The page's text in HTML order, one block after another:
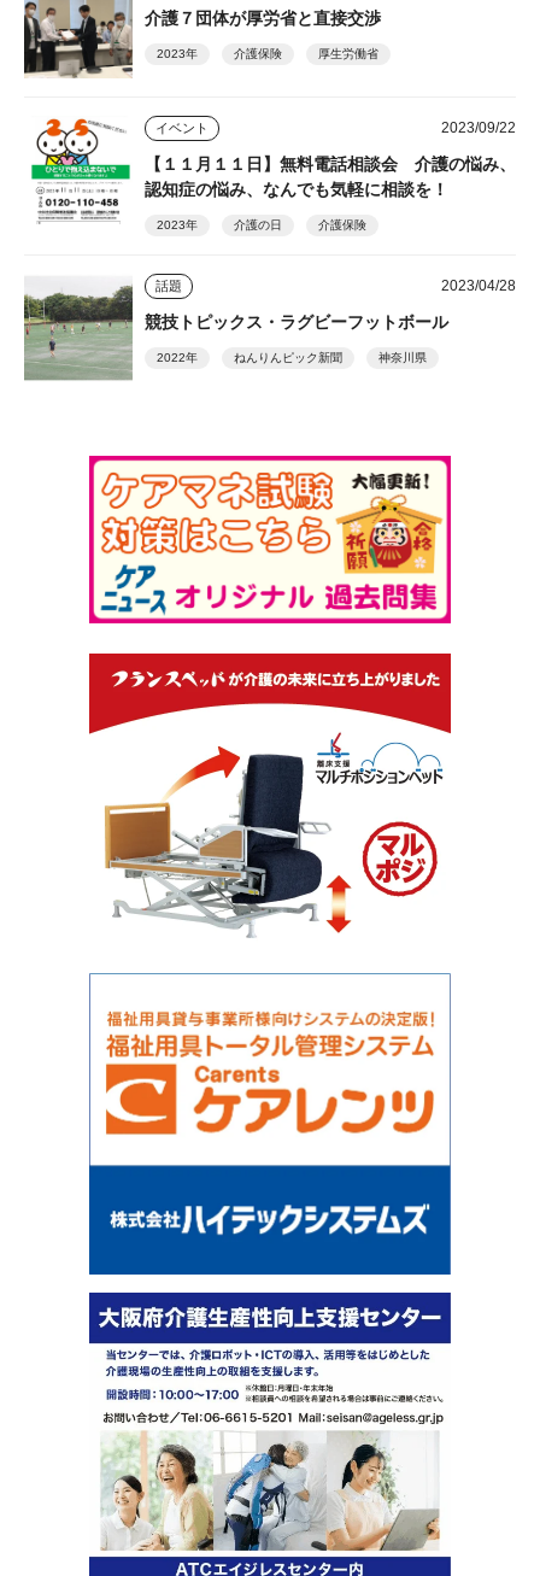
介護７団体が厚労省と直接交渉
2023年 介護保険 厚生労働省
イベント 2023/09/22
【１１月１１日】無料電話相談会 介護の悩み、
認知症の悩み、なんでも気軽に相談を！
2023年 介護の日 介護保険
話題 2023/04/28
競技トピックス・ラグビーフットボール
2022年 ねんりんピック新聞 神奈川県